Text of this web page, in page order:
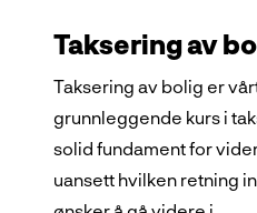
Taksering av
Taksering av bolig er
grunnleggende kurs i
solid fundament for
uansett hvilken retning